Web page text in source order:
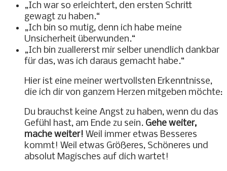
„Ich war so erleichtert, den ersten Schritt
gewagt zu haben.“
„Ich bin so mutig, denn ich habe meine
Unsicherheit überwunden.“
„Ich bin zuallererst mir selber unendlich dankbar
für das, was ich daraus gemacht habe.“
Hier ist eine meiner wertvollsten Erkenntnisse,
die ich dir von ganzem Herzen mitgeben möchte:
Du brauchst keine Angst zu haben, wenn du das
Gefühl hast, am Ende zu sein. Gehe weiter,
mache weiter! Weil immer etwas Besseres
kommt! Weil etwas Größeres, Schöneres und
absolut Magisches auf dich wartet!